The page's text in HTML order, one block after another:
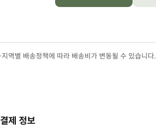
·지역별 배송정책에 따라 배송비가 변동될 수 있습니다.
결제 정보